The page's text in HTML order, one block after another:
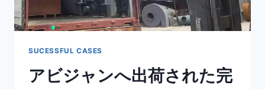
さ
ま
た
SUCESSFUL CASES
アビジャンへ出荷された完